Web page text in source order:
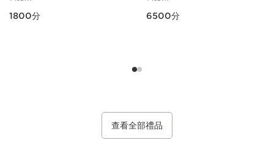
1800分 6500分
查看全部禮品